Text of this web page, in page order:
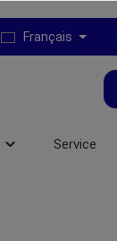
Français
Service